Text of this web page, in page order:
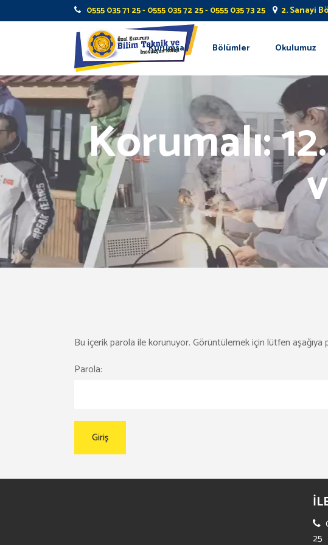
0555 035 71 25 - 0555 035 72 25 - 0555 035 73 25 2. Sanayi
Kurumsal Bölümler Okulumuz
Korumalı:
Bu içerik parola ile korunuyor. Görüntülemek için lütfen aşağıya
Parola:
25